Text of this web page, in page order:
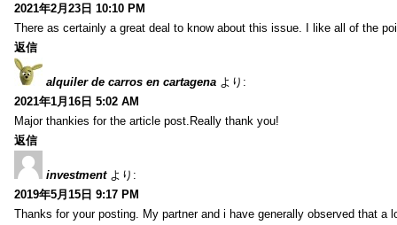
2021年2月23日 10:10 PM
There as certainly a great deal to know about this issue. I like all of the
返信
alquiler de carros en cartagena より:
2021年1月16日 5:02 AM
Major thankies for the article post.Really thank you!
返信
investment より:
2019年5月15日 9:17 PM
Thanks for your posting. My partner and i have generally observed that